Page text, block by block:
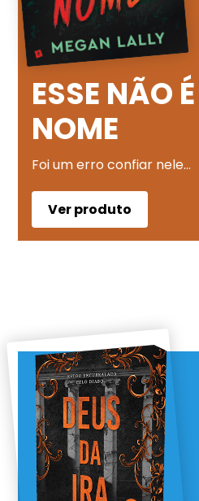
ESSE NÃO
NOME
Foi um erro confiar nele…
Ver produto